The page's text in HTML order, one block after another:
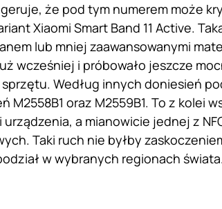
że pod tym numerem może
Xiaomi Smart Band 11 Active.
lub mniej zaawansowanymi
wcześniej i próbowało jeszcze
Według innych doniesień
M2558B1 oraz M2559B1. To z kolei
a mianowicie jednej z
Taki ruch nie byłby
w wybranych regionach świata.